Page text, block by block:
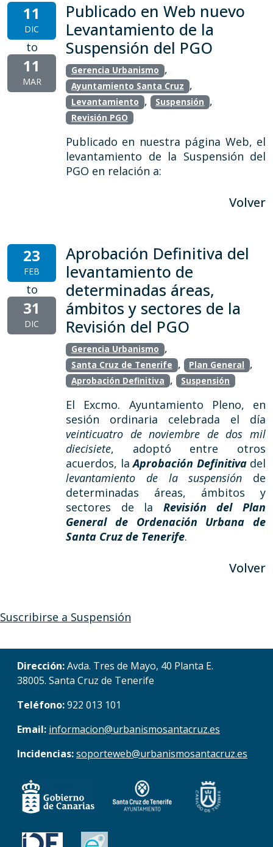
11
DIC
to
11
MAR
Publicado en Web nuevo
Levantamiento de la
Suspensión del PGO
Gerencia Urbanismo ,
Ayuntamiento Santa Cruz ,
Levantamiento , Suspensión ,
Revisión PGO
Publicado en nuestra página Web, el
levantamiento de la Suspensión del
PGO en relación a:
Volver
23
FEB
to
31
DIC
Aprobación Definitiva del
levantamiento de
determinadas áreas,
ámbitos y sectores de la
Revisión del PGO
Gerencia Urbanismo ,
Santa Cruz de Tenerife , Plan General ,
Aprobación Definitiva , Suspensión
El Excmo. Ayuntamiento Pleno, en
sesión ordinaria celebrada el día
veinticuatro de noviembre de dos mil
diecisiete, adoptó entre otros
acuerdos, laAprobación Definitivadel
levantamiento de la suspensión de
determinadas áreas, ámbitos y
sectores de la Revisión del Plan
General de Ordenación Urbana de
Santa Cruz de Tenerife.
Volver
Suscribirse a Suspensión
Dirección:Avda. Tres de Mayo, 40 Planta E.
38005. Santa Cruz de Tenerife
Teléfono:922 013 101
Email: informacion@urbanismosantacruz.es
Incidencias:soporteweb@urbanismosantacruz.es